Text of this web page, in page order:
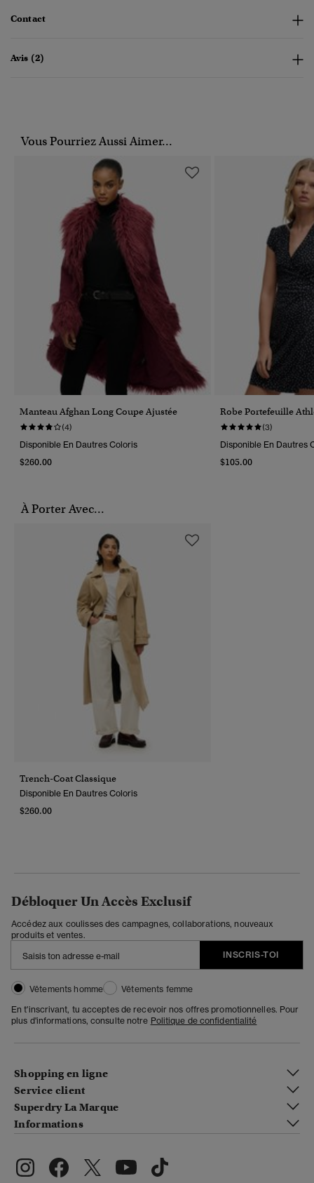
Contact
Avis (2)
Vous Pourriez Aussi Aimer...
Manteau Afghan Long Coupe Ajustée
(4)
Disponible En Dautres Coloris
$260.00
Robe Portefeuille
(3)
Disponible En Dautres
$105.00
À Porter Avec...
Trench-Coat Classique
Disponible En Dautres Coloris
$260.00
Débloquer Un Accès Exclusif
Accédez aux coulisses des campagnes, collaborations, nouveaux
produits et ventes.
INSCRIS-TOI
Vêtements homme
Vêtements femme
En t'inscrivant, tu acceptes de recevoir nos offres promotionnelles. Pour
plus d'informations, consulte notre Politique de confidentialité
Shopping en ligne
Service client
Superdry La Marque
Informations